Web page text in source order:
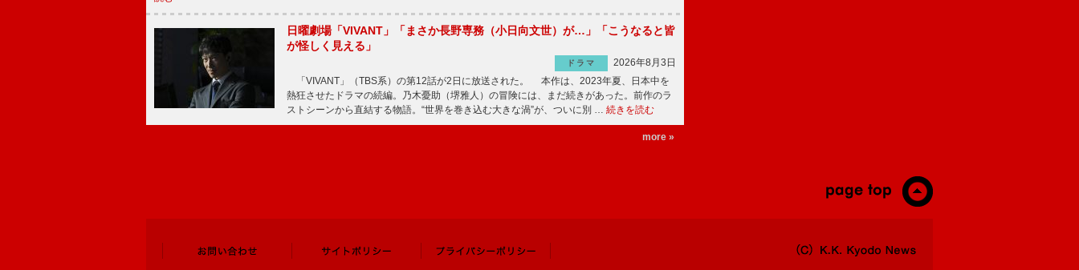
日曜劇場「VIVANT」「まさか長野専務（小日向文世）が…」「こうなると皆
が怪しく見える」
ドラマ
2026年8月3日
「VIVANT」（TBS系）の第12話が2日に放送された。 本作は、2023年夏、日本中を
熱狂させたドラマの続編。乃木憂助（堺雅人）の冒険には、まだ続きがあった。前作のラ
ストシーンから直結する物語。“世界を巻き込む大きな渦”が、ついに別 … 続きを読む
more »